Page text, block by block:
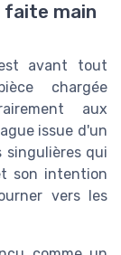
faite main
avant tout
chargée
aux
issue d'un
singulières qui
son intention
vers les